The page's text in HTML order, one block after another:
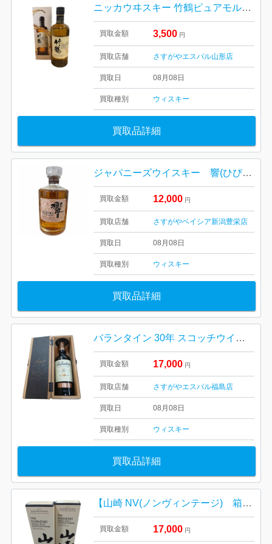
ニッカウヰスキー 竹鶴ピュアモルト 天童市
買取金額 3,500 円
買取店舗 さすがやエスパル山形店
買取日 08月08日
買取種別 ウィスキー
買取品詳細
ジャパニーズウイスキー 響(ひびき）BLENDER’S CHOICE（ブレンダーズ チョイス）
買取金額 12,000 円
買取店舗 さすがやベイシア新潟豊栄店
買取日 08月08日
買取種別 ウィスキー
買取品詳細
バランタイン 30年 スコッチウイスキー
買取金額 17,000 円
買取店舗 さすがやエスパル福島店
買取日 08月08日
買取種別 ウィスキー
買取品詳細
【山崎 NV(ノンヴィンテージ) 箱有り完備/お酒・ジャパニーズウイスキー・40度・700ml・ホログラム付き】
買取金額 17,000 円